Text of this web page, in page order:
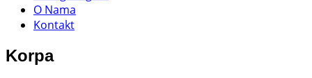
O Nama
Kontakt
Korpa